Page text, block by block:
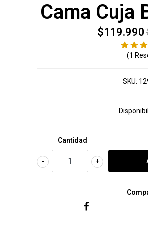
Cama Cuja
$119.990
(1
SKU:
Cantidad
+
-